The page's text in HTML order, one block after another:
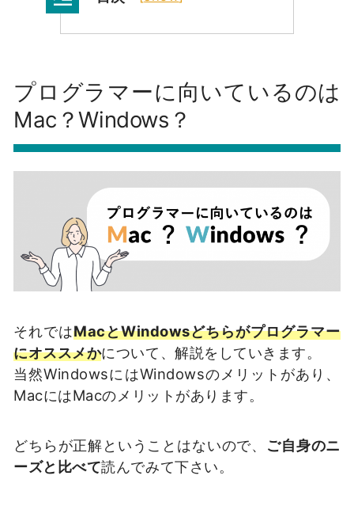
プログラマーに向いているのは
Mac？Windows？
それではMacとWindowsどちらがプログラマー
にオススメかについて、解説をしていきます。
当然WindowsにはWindowsのメリットがあり、
MacにはMacのメリットがあります。
どちらが正解ということはないので、 ご自身のニ
ーズと比べて読んでみて下さい。